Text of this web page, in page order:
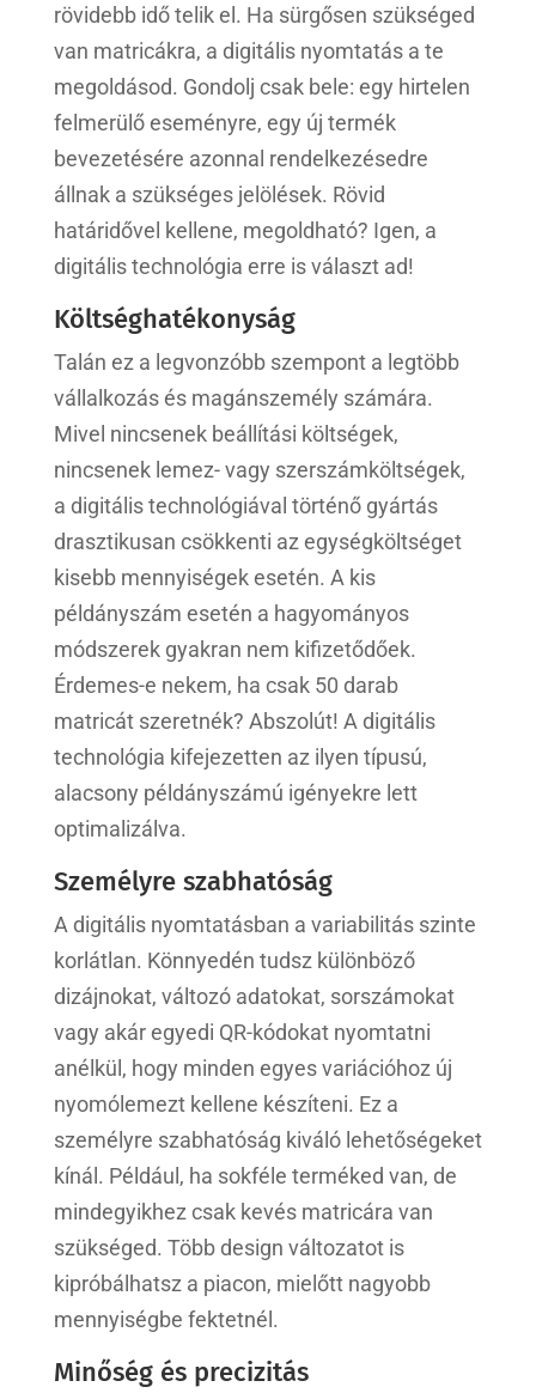
rövidebb idő telik el. Ha sürgősen szükséged
van matricákra, a digitális nyomtatás a te
megoldásod. Gondolj csak bele: egy hirtelen
felmerülő eseményre, egy új termék
bevezetésére azonnal rendelkezésedre
állnak a szükséges jelölések. Rövid
határidővel kellene, megoldható? Igen, a
digitális technológia erre is választ ad!
Költséghatékonyság
Talán ez a legvonzóbb szempont a legtöbb
vállalkozás és magánszemély számára.
Mivel nincsenek beállítási költségek,
nincsenek lemez- vagy szerszámköltségek,
a digitális technológiával történő gyártás
drasztikusan csökkenti az egységköltséget
kisebb mennyiségek esetén. A kis
példányszám esetén a hagyományos
módszerek gyakran nem kifizetődőek.
Érdemes-e nekem, ha csak 50 darab
matricát szeretnék? Abszolút! A digitális
technológia kifejezetten az ilyen típusú,
alacsony példányszámú igényekre lett
optimalizálva.
Személyre szabhatóság
A digitális nyomtatásban a variabilitás szinte
korlátlan. Könnyedén tudsz különböző
dizájnokat, változó adatokat, sorszámokat
vagy akár egyedi QR-kódokat nyomtatni
anélkül, hogy minden egyes variációhoz új
nyomólemezt kellene készíteni. Ez a
személyre szabhatóság kiváló lehetőségeket
kínál. Például, ha sokféle terméked van, de
mindegyikhez csak kevés matricára van
szükséged. Több design változatot is
kipróbálhatsz a piacon, mielőtt nagyobb
mennyiségbe fektetnél.
Minőség és precizitás